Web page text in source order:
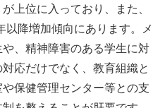
上位に入っており、また、
降増加傾向にあります。メ
、精神障害のある学生に対
応だけでなく、教育組織と
保健管理センター等との支